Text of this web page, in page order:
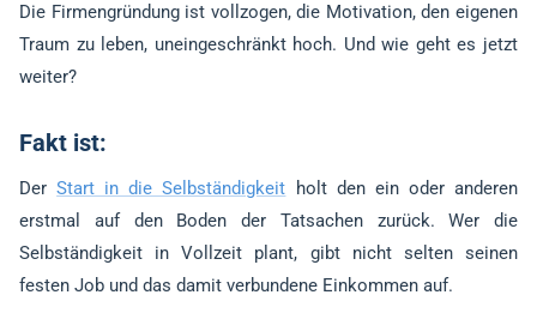
Die Firmengründung ist vollzogen, die Motivation, den eigenen
Traum zu leben, uneingeschränkt hoch. Und wie geht es jetzt
weiter?
Fakt ist:
DerStart in die Selbständigkeit holt den ein oder anderen
erstmal auf den Boden der Tatsachen zurück. Wer die
Selbständigkeit in Vollzeit plant, gibt nicht selten seinen
festen Job und das damit verbundene Einkommen auf.